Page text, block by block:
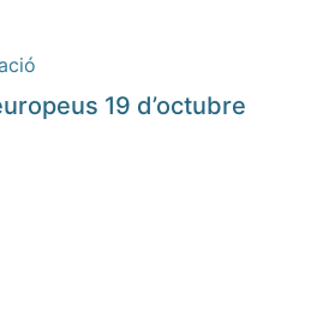
19 d’octubre